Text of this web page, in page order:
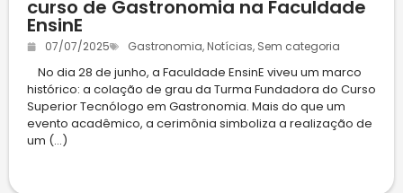
curso de Gastronomia na Faculdade
EnsinE
07/07/2025 Gastronomia, Notícias, Sem categoria
No dia 28 de junho, a Faculdade EnsinE viveu um marco
histórico: a colação de grau da Turma Fundadora do Curso
Superior Tecnólogo em Gastronomia. Mais do que um
evento acadêmico, a cerimônia simboliza a realização de
um (...)